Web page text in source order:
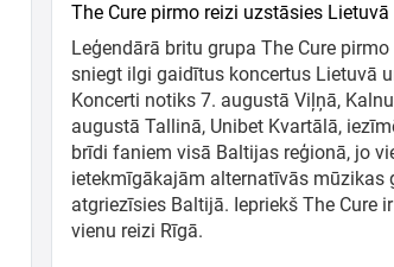
The Cure pirmo reizi uzstāsies
Leģendārā britu grupa The Cure
sniegt ilgi gaidītus koncertus Lietuvā
Koncerti notiks 7. augustā Viļņā,
augustā Tallinā, Unibet Kvartālā,
brīdi faniem visā Baltijas reģionā, jo
ietekmīgākajām alternatīvās mūzikas
atgriezīsies Baltijā. Iepriekš The Cure
vienu reizi Rīgā.